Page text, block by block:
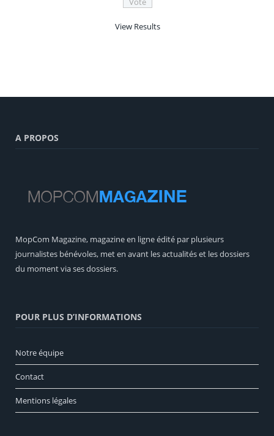
View Results
A PROPOS
MopCom Magazine, magazine en ligne édité par plusieurs
journalistes bénévoles, met en avant les actualités et les dossiers
du moment via ses dossiers.
POUR PLUS D’INFORMATIONS
Notre équipe
Contact
Mentions légales